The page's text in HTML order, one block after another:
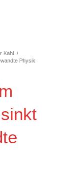
Kahl /
Physik